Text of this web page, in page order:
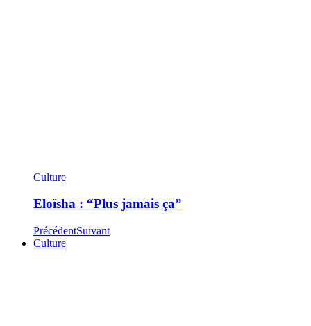
Culture
Eloïsha : “Plus jamais ça”
PrécédentSuivant
Culture